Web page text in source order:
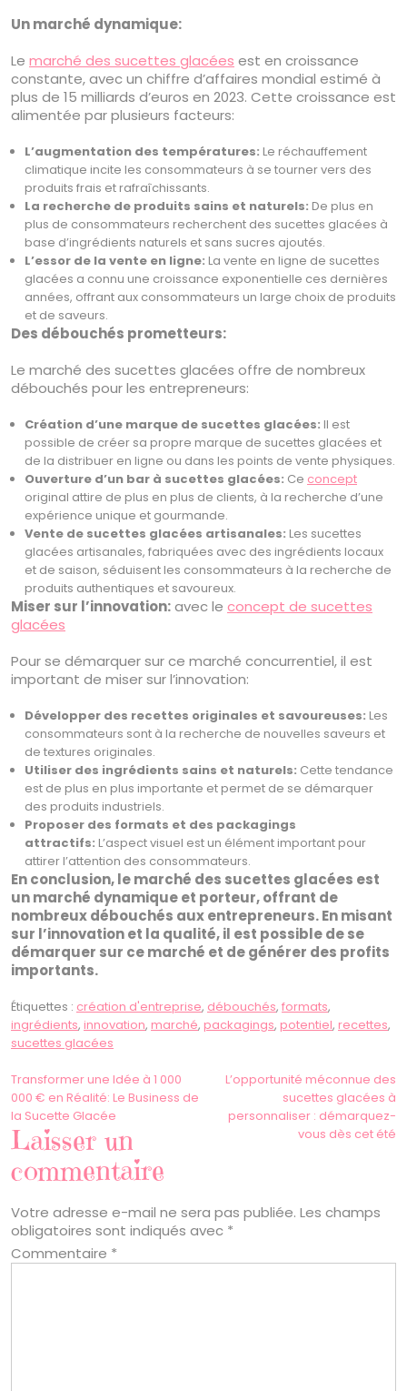
Un marché dynamique:
Le marché des sucettes glacées est en croissance
constante, avec un chiffre d’affaires mondial estimé à
plus de 15 milliards d’euros en 2023. Cette croissance est
alimentée par plusieurs facteurs:
L’augmentation des températures: Le réchauffement
climatique incite les consommateurs à se tourner vers des
produits frais et rafraîchissants.
La recherche de produits sains et naturels: De plus en
plus de consommateurs recherchent des sucettes glacées à
base d’ingrédients naturels et sans sucres ajoutés.
L’essor de la vente en ligne: La vente en ligne de sucettes
glacées a connu une croissance exponentielle ces dernières
années, offrant aux consommateurs un large choix de produits
et de saveurs.
Des débouchés prometteurs:
Le marché des sucettes glacées offre de nombreux
débouchés pour les entrepreneurs:
Création d’une marque de sucettes glacées: Il est
possible de créer sa propre marque de sucettes glacées et
de la distribuer en ligne ou dans les points de vente physiques.
Ouverture d’un bar à sucettes glacées: Ce concept
original attire de plus en plus de clients, à la recherche d’une
expérience unique et gourmande.
Vente de sucettes glacées artisanales: Les sucettes
glacées artisanales, fabriquées avec des ingrédients locaux
et de saison, séduisent les consommateurs à la recherche de
produits authentiques et savoureux.
Miser sur l’innovation:avec le concept de sucettes
glacées
Pour se démarquer sur ce marché concurrentiel, il est
important de miser sur l’innovation:
Développer des recettes originales et savoureuses: Les
consommateurs sont à la recherche de nouvelles saveurs et
de textures originales.
Utiliser des ingrédients sains et naturels: Cette tendance
est de plus en plus importante et permet de se démarquer
des produits industriels.
Proposer des formats et des packagings
attractifs: L’aspect visuel est un élément important pour
attirer l’attention des consommateurs.
En conclusion, le marché des sucettes glacées est
un marché dynamique et porteur, offrant de
nombreux débouchés aux entrepreneurs. En misant
sur l’innovation et la qualité, il est possible de se
démarquer sur ce marché et de générer des profits
importants.
Étiquettes : création d'entreprise, débouchés, formats,
ingrédients, innovation, marché, packagings, potentiel, recettes,
sucettes glacées
Navigation
de
l’article
Transformer une Idée à 1 000
000 € en Réalité: Le Business de
la Sucette Glacée
L’opportunité méconnue des
sucettes glacées à
personnaliser : démarquez-
vous dès cet été
Laisser un
commentaire
Votre adresse e-mail ne sera pas publiée. Les champs
obligatoires sont indiqués avec *
Commentaire *